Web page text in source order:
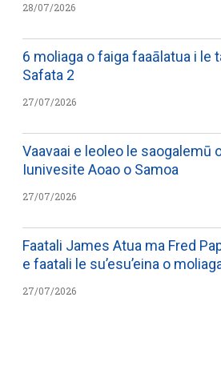
28/07/2026
6 moliaga o faiga faaālatua i le
Safata 2
27/07/2026
Vaavaai e leoleo le saogalemū
Iunivesite Aoao o Samoa
27/07/2026
Faatali James Atua ma Fred
e faatali le su’esu’eina o
27/07/2026